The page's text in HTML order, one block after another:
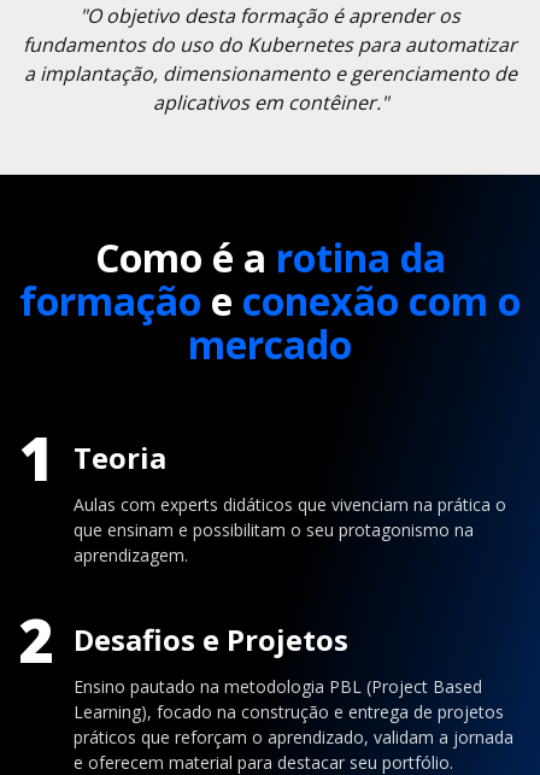
"O objetivo desta formação é aprender os
fundamentos do uso do Kubernetes para automatizar
a implantação, dimensionamento e gerenciamento de
aplicativos em contêiner."
Como é a rotina da
formação e conexão com o
mercado
1 Teoria
Aulas com experts didáticos que vivenciam na prática o
que ensinam e possibilitam o seu protagonismo na
aprendizagem.
2 Desafios e Projetos
Ensino pautado na metodologia PBL (Project Based
Learning), focado na construção e entrega de projetos
práticos que reforçam o aprendizado, validam a jornada
e oferecem material para destacar seu portfólio.